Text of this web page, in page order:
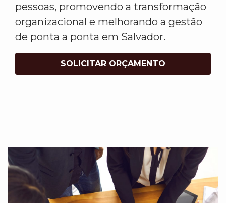
pessoas, promovendo a transformação
organizacional e melhorando a gestão
de ponta a ponta em Salvador.
SOLICITAR ORÇAMENTO